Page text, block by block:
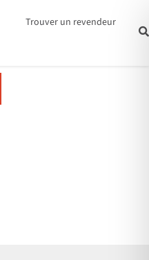
Trouver un revendeur